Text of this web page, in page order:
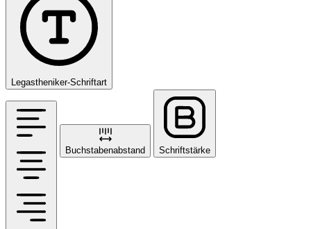
Legastheniker-Schriftart
Buchstabenabstand Schriftstärke